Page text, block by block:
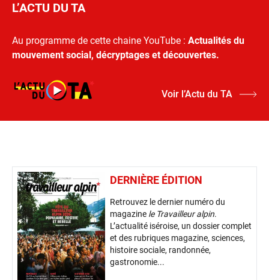
L’ACTU DU TA
Au programme de cette chaine YouTube : Actualités du
mouvement social, décryptages et découvertes.
Voir l’Actu du TA
DERNIÈRE ÉDITION
Retrouvez le dernier numéro du
magazine le Travailleur alpin.
L’actualité iséroise, un dossier complet
et des rubriques magazine, sciences,
histoire sociale, randonnée,
gastronomie...